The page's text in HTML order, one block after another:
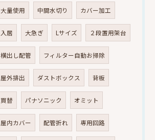
大量使用 中間水切り カバー加工
入居 大急ぎ Lサイズ ２段置用架台
横出し配管 フィルター自動お掃除
屋外排出 ダストボックス 背板
買替 パナソニック オミット
屋内カバー 配管折れ 専用回路